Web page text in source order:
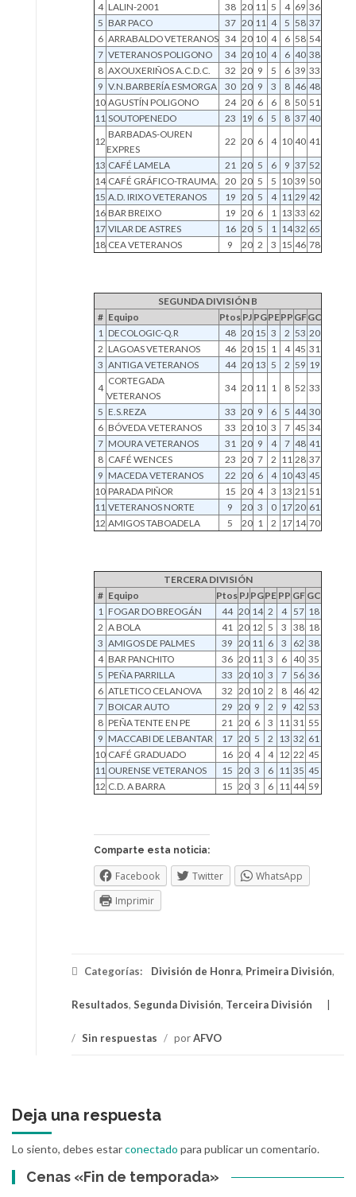
4 LALIN-2001 38 20 11 5 4 69 36
5 BAR PACO 37 20 11 4 5 58 37
6 ARRABALDO VETERANOS 34 20 10 4 6 58 54
7 VETERANOS POLIGONO 34 20 10 4 6 40 38
8 AXOUXERIÑOS A.C.D.C. 32 20 9 5 6 39 33
9 V.N.BARBERÍA ESMORGA 30 20 9 3 8 46 48
10 AGUSTÍN POLIGONO 24 20 6 6 8 50 51
11 SOUTOPENEDO 23 19 6 5 8 37 40
12
BARBADAS-OUREN
EXPRES
22 20 6 4 10 40 41
13 CAFÉ LAMELA 21 20 5 6 9 37 52
14 CAFÉ GRÁFICO-TRAUMA. 20 20 5 5 10 39 50
15 A.D. IRIXO VETERANOS 19 20 5 4 11 29 42
16 BAR BREIXO 19 20 6 1 13 33 62
17 VILAR DE ASTRES 16 20 5 1 14 32 65
18 CEA VETERANOS 9 20 2 3 15 46 78
SEGUNDA DIVISIÓN B
# Equipo Ptos PJ PGPEPP GFGC
1 DECOLOGIC-Q.R 48 20 15 3 2 53 20
2 LAGOAS VETERANOS 46 20 15 1 4 45 31
3 ANTIGA VETERANOS 44 20 13 5 2 59 19
4
CORTEGADA
VETERANOS
34 20 11 1 8 52 33
5 E.S.REZA 33 20 9 6 5 44 30
6 BÓVEDA VETERANOS 33 20 10 3 7 45 34
7 MOURA VETERANOS 31 20 9 4 7 48 41
8 CAFÉ WENCES 23 20 7 2 11 28 37
9 MACEDA VETERANOS 22 20 6 4 10 43 45
10 PARADA PIÑOR 15 20 4 3 13 21 51
11 VETERANOS NORTE 9 20 3 0 17 20 61
12 AMIGOS TABOADELA 5 20 1 2 17 14 70
TERCERA DIVISIÓN
# Equipo Ptos PJ PGPE PP GF GC
1 FOGAR DO BREOGÁN 44 20 14 2 4 57 18
2 A BOLA 41 20 12 5 3 38 18
3 AMIGOS DE PALMES 39 20 11 6 3 62 38
4 BAR PANCHITO 36 20 11 3 6 40 35
5 PEÑA PARRILLA 33 20 10 3 7 56 36
6 ATLETICO CELANOVA 32 20 10 2 8 46 42
7 BOICAR AUTO 29 20 9 2 9 42 53
8 PEÑA TENTE EN PE 21 20 6 3 11 31 55
9 MACCABI DE LEBANTAR 17 20 5 2 13 32 61
10 CAFÉ GRADUADO 16 20 4 4 12 22 45
11 OURENSE VETERANOS 15 20 3 6 11 35 45
12 C.D. A BARRA 15 20 3 6 11 44 59
Comparte esta noticia:
Facebook Twitter
WhatsApp
Imprimir
Categorías: División de Honra, Primeira División,
Resultados, Segunda División, Terceira División
/ Sin respuestas / porAFVO
Deja una respuesta
Lo siento, debes estarconectado para publicar un comentario.
Cenas «Fin de temporada»